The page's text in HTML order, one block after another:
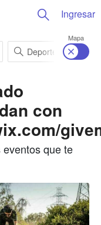
Ingresar
Deportes
Mapa
con
que te